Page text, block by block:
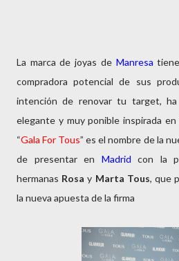
La marca de joyas de Manresa
compradora potencial de sus
intención de renovar tu target, ha
elegante y muy ponible inspirada en
“Gala For Tous” es el nombre de la
de presentar en Madrid con la
hermanas Rosa y Marta Tous, que
la nueva apuesta de la firma